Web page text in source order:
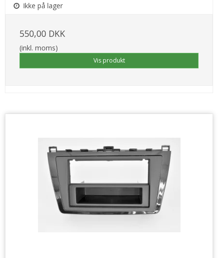
Ikke på lager
550,00 DKK
(inkl. moms)
Vis produkt